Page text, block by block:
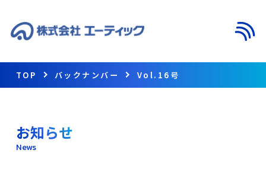
TOP バックナンバー Vol.16号
お知らせ
News